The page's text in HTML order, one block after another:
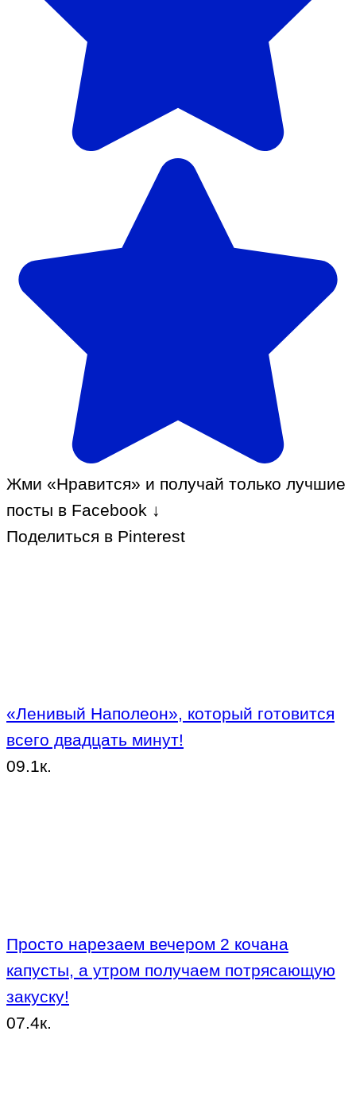
Жми «Нравится» и получай только лучшие
посты в Facebook ↓
Поделиться в Pinterest
«Ленивый Наполеон», который готовится
всего двадцать минут!
09.1к.
Просто нарезаем вечером 2 кочана
капусты, а утром получаем потрясающую
закуску!
07.4к.